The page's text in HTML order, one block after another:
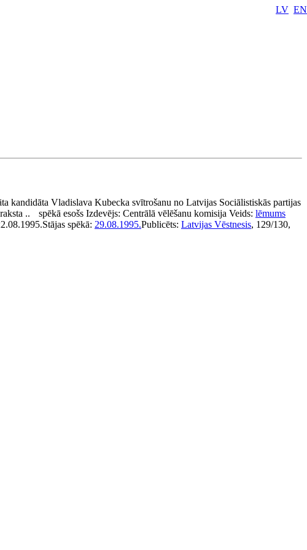
LV EN
kandidāta Vladislava Kubecka svītrošanu no Latvijas Sociālistiskās partijas
..
spēkā esošs Izdevējs: Centrālā vēlēšanu komisija Veids: lēmums
Stājas spēkā: 29.08.1995.Publicēts: Latvijas Vēstnesis, 129/130,